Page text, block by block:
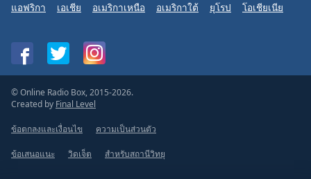
แอฟริกา เอเชีย อเมริกาเหนือ อเมริกาใต้ ยุโรป โอเชียเนีย
© Online Radio Box, 2015-2026.
Created by Final Level
ข้อตกลงและเงื่อนไข ความเป็นส่วนตัว
ข้อเสนอแนะ วิดเจ็ต สำหรับสถานีวิทยุ